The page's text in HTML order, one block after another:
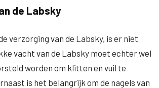
de Labsky
verzorging van de Labsky, is er niet
vacht van de Labsky moet echter wel
worden om klitten en vuil te
is het belangrijk om de nagels van